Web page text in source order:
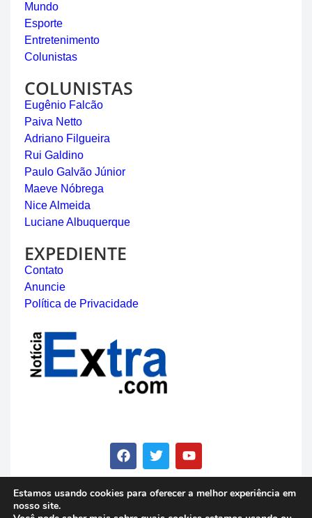
Mundo
Esporte
Entretenimento
Colunistas
COLUNISTAS
Eugênio Falcão
Paiva Netto
Adriano Filgueira
Rui Galdino
Paulo Galvão Júnior
Maeve Nóbrega
Nice Almeida
Luciane Albuquerque
EXPEDIENTE
Contato
Anuncie
Política de Privacidade
© Copyright 2023 - Notícia Extra - Todos os direitos
Estamos usando cookies para oferecer a melhor experiência em
nosso site.